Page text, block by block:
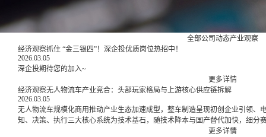
全部公司动态产业观察
经济观察抓住 “金三银四”！深企投优质岗位热招中！
2026.03.05
深企投期待您的加入~
更多详情
经济观察无人物流车产业竞合：头部玩家格局与上游核心供应链拆解
2026.03.05
无人物流车规模化商用推动产业生态加速成型，整车制造呈现初创企业引领、
知、决策、执行三大核心系统为技术基石，随技术降本与国产替代加快，细分
更多详情